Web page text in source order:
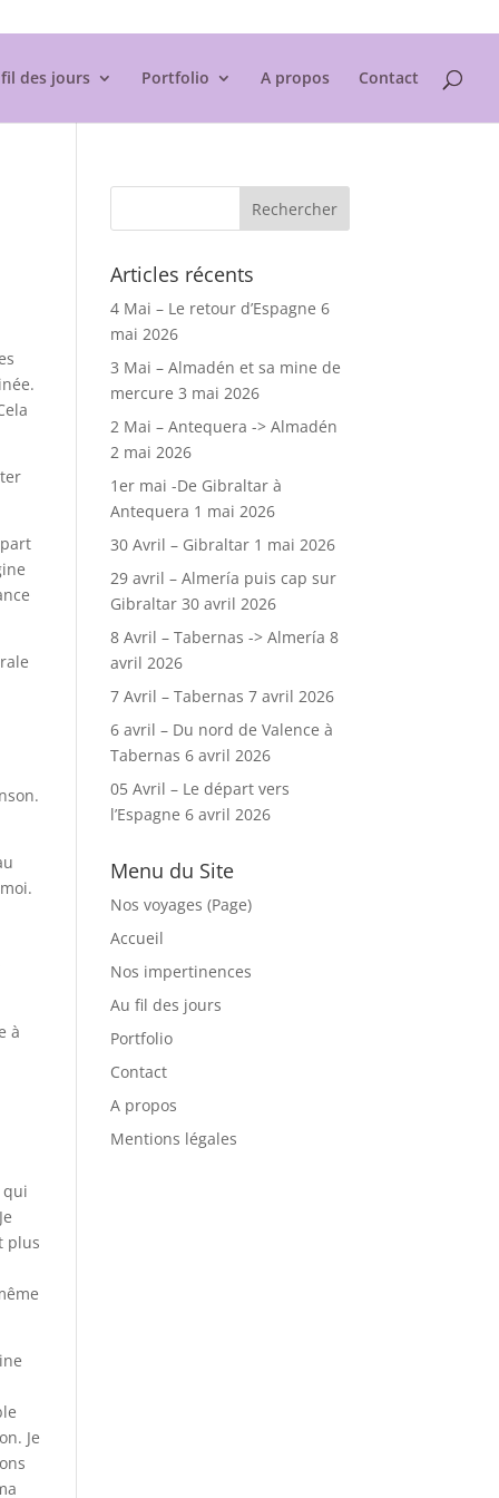
des jours Portfolio A propos Contact
à
qui
plus
Je
Articles récents
4 Mai – Le retour d’Espagne 6
mai 2026
3 Mai – Almadén et sa mine de
mercure 3 mai 2026
2 Mai – Antequera -> Almadén
2 mai 2026
1er mai -De Gibraltar à
Antequera 1 mai 2026
30 Avril – Gibraltar 1 mai 2026
29 avril – Almería puis cap sur
Gibraltar 30 avril 2026
8 Avril – Tabernas -> Almería 8
avril 2026
7 Avril – Tabernas 7 avril 2026
6 avril – Du nord de Valence à
Tabernas 6 avril 2026
05 Avril – Le départ vers
l’Espagne 6 avril 2026
Menu du Site
Nos voyages (Page)
Accueil
Nos impertinences
Au fil des jours
Portfolio
Contact
A propos
Mentions légales